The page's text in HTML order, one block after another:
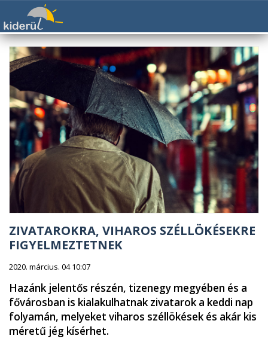
ZIVATAROKRA, VIHAROS SZÉLLÖKÉSEKRE
FIGYELMEZTETNEK
2020. március. 04 10:07
Hazánk jelentős részén, tizenegy megyében és a
fővárosban is kialakulhatnak zivatarok a keddi nap
folyamán, melyeket viharos széllökések és akár kis
méretű jég kísérhet.